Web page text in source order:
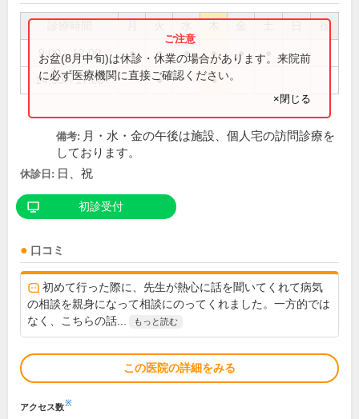
祝
9:00～12:00 ● ● ● ● ●
14:30～17:00 ● ●
お盆(8月中旬)は休診・休業の場合があります。来院前
に必ず医療機関に直接ご確認ください。
×閉じる
備考: 月・水・金の午後は施設、個人宅の訪問診療を
しております。
休診日: 日、祝
初診受付
口コミ
初めて行った際に、先生が熱心に話を聞いてくれて病気
の相談を親身になって相談にのってくれました。一方的では
なく、こちらの話...
もっと読む
この医院の詳細をみる
アクセス数※